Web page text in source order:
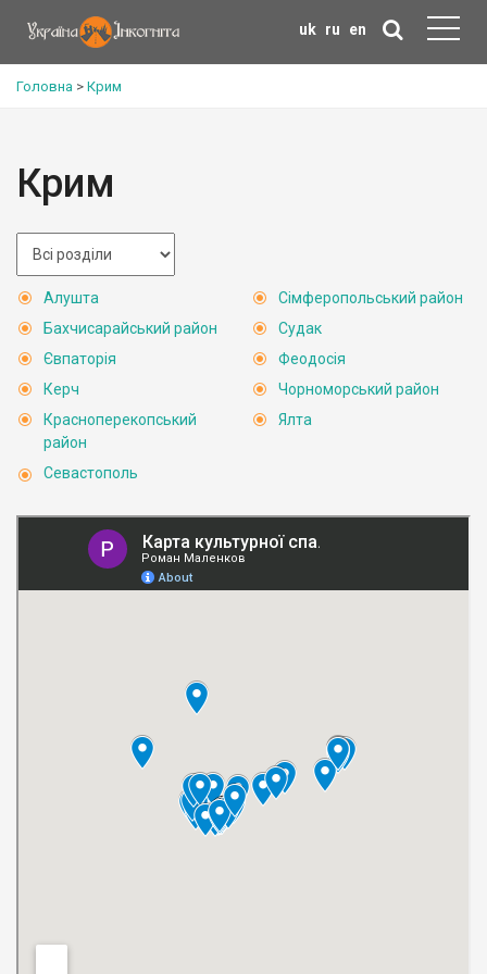
uk ru en
Головна > Крим
Крим
Алушта
Бахчисарайський район
Євпаторія
Керч
Красноперекопський
район
Севастополь
Сімферопольський район
Судак
Феодосія
Чорноморський район
Ялта